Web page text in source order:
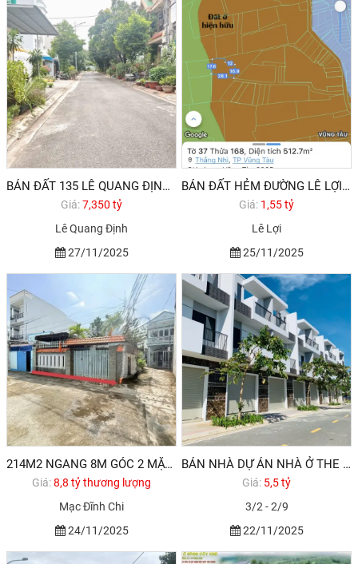
BÁN ĐẤT 135 LÊ QUANG ĐỊNH PHƯỜNG THẮNG NHẤT VŨNG TÀU
Giá:7,350 tỷ
Lê Quang Định
27/11/2025
BÁN ĐẤT HẺM ĐƯỜNG LÊ LỢI VŨNG TÀU
Giá: 1,55 tỷ
Lê Lợi
25/11/2025
214M2 NGANG 8M GÓC 2 MẶT TIỀN ĐƯỜNG THÀNH PHỐ VŨNG TÀU
Giá:8,8 tỷ thương lượng
Mạc Đĩnh Chi
24/11/2025
BÁN NHÀ DỰ ÁN NHÀ Ở THE LIGHT CITY - HODECO VŨNG TÀU - TRỤC CHÍNH
Giá: 5,5 tỷ
3/2 - 2/9
22/11/2025